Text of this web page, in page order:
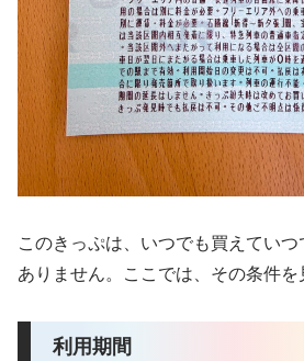
このきっぷは、いつでも買えてい
ありません。ここでは、その条件を
利用期間